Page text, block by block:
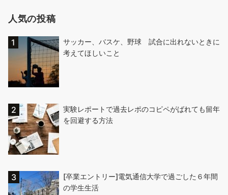
人気の投稿
サッカー、バスケ、野球 試合に出れないときに
考えてほしいこと
実験レポートで過去レポのコピペがばれても留年
を回避する方法
[卒業エントリー]電気通信大学で過ごした６年間
の学生生活